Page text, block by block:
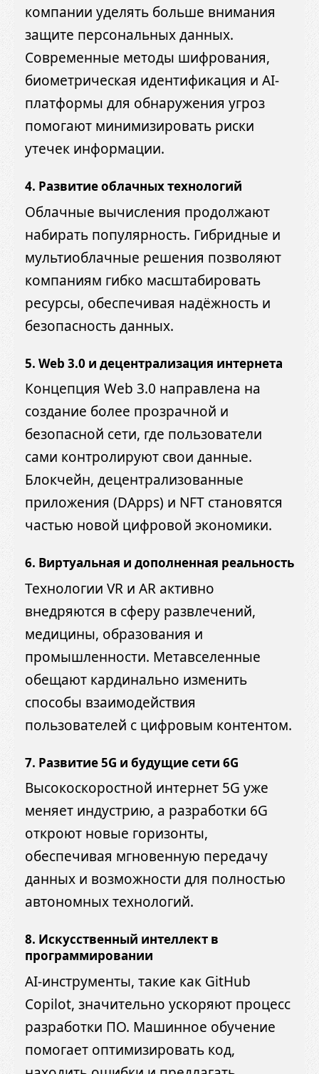
компании уделять больше внимания
защите персональных данных.
Современные методы шифрования,
биометрическая идентификация и AI-
платформы для обнаружения угроз
помогают минимизировать риски
утечек информации.
4. Развитие облачных технологий
Облачные вычисления продолжают
набирать популярность. Гибридные и
мультиоблачные решения позволяют
компаниям гибко масштабировать
ресурсы, обеспечивая надёжность и
безопасность данных.
5. Web 3.0 и децентрализация интернета
Концепция Web 3.0 направлена на
создание более прозрачной и
безопасной сети, где пользователи
сами контролируют свои данные.
Блокчейн, децентрализованные
приложения (DApps) и NFT становятся
частью новой цифровой экономики.
6. Виртуальная и дополненная реальность
Технологии VR и AR активно
внедряются в сферу развлечений,
медицины, образования и
промышленности. Метавселенные
обещают кардинально изменить
способы взаимодействия
пользователей с цифровым контентом.
7. Развитие 5G и будущие сети 6G
Высокоскоростной интернет 5G уже
меняет индустрию, а разработки 6G
откроют новые горизонты,
обеспечивая мгновенную передачу
данных и возможности для полностью
автономных технологий.
8. Искусственный интеллект в
программировании
AI-инструменты, такие как GitHub
Copilot, значительно ускоряют процесс
разработки ПО. Машинное обучение
помогает оптимизировать код,